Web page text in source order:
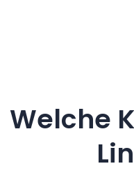
Welche